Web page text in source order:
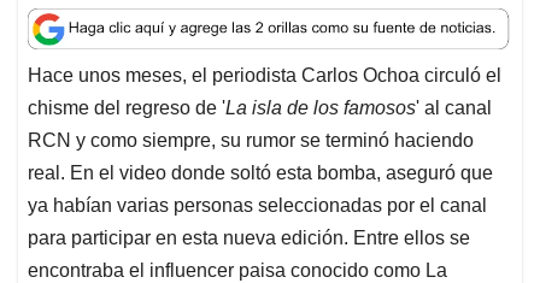
a
t
s
A
p
p
c
e
b
o
o
k
n
k
e
d
I
n
a
i
l
r
e
a
d
s
Hace unos meses, el periodista Carlos Ochoa circuló el
chisme del regreso de 'La isla de los famosos' al canal
RCN y como siempre, su rumor se terminó haciendo
real. En el video donde soltó esta bomba, aseguró que
ya habían varias personas seleccionadas por el canal
para participar en esta nueva edición. Entre ellos se
encontraba el influencer paisa conocido como La